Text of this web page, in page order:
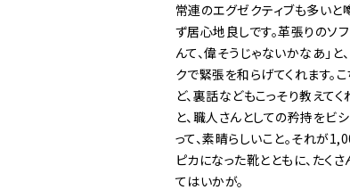
常連のエグゼクティブも多いと
ず居心地良しです。革張りのソ
んて、偉そうじゃないかなあ」
クで緊張を和らげてくれます。
ど、裏話などもこっそり教えて
と、職人さんとしての矜持をビ
って、素晴らしいこと。それが
ピカになった靴とともに、たく
てはいかが。